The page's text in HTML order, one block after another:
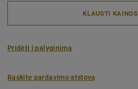
KLAUSTI KAINOS
Pridėti į palyginimą
Raskite pardavimo atstovą